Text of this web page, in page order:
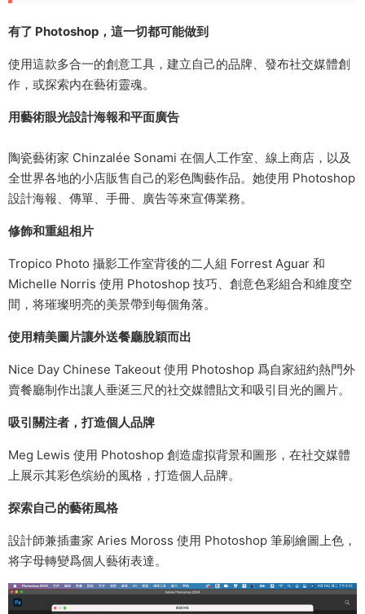
有了 Photoshop，這一切都可能做到​
使用這款多合一的創意工具，建立自己的品牌、發布社交媒體創
作，或探索内在藝術靈魂。​
用藝術眼光設計海報和平面廣告​
陶瓷藝術家 Chinzalée Sonami 在個人工作室、線上商店，以及
全世界各地的小店販售自己的彩色陶藝作品。她使用 Photoshop
設計海報、傳單、手冊、廣告等來宣傳業務。
修飾和重組相片
Tropico Photo 攝影工作室背後的二人組 Forrest Aguar 和
Michelle Norris 使用 Photoshop 技巧、創意色彩組合和維度空
間，将璀璨明亮的美景帶到每個角落。​
使用精美圖片讓外送餐廳脫穎而出
Nice Day Chinese Takeout 使用 Photoshop 爲自家紐約熱門外
賣餐廳制作出讓人垂涎三尺的社交媒體貼文和吸引目光的圖片。​
吸引關注者，打造個人品牌
Meg Lewis 使用 Photoshop 創造虛拟背景和圖形，在社交媒體
上展示其彩色缤紛的風格，打造個人品牌。​
探索自己的藝術風格​
設計師兼插畫家 Aries Moross 使用 Photoshop 筆刷繪圖上色，
将字母轉變爲個人藝術表達。​